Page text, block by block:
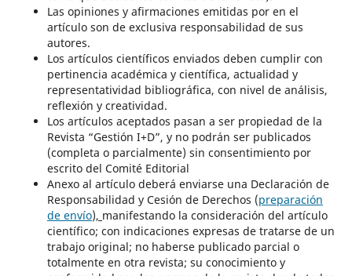
Las opiniones y afirmaciones emitidas por en el
artículo son de exclusiva responsabilidad de sus
autores.
Los artículos científicos enviados deben cumplir con
pertinencia académica y científica, actualidad y
representatividad bibliográfica, con nivel de análisis,
reflexión y creatividad.
Los artículos aceptados pasan a ser propiedad de la
Revista “Gestión I+D”, y no podrán ser publicados
(completa o parcialmente) sin consentimiento por
escrito del Comité Editorial
Anexo al artículo deberá enviarse una Declaración de
Responsabilidad y Cesión de Derechos (preparación
de envío), manifestando la consideración del artículo
científico; con indicaciones expresas de tratarse de un
trabajo original; no haberse publicado parcial o
totalmente en otra revista; su conocimiento y